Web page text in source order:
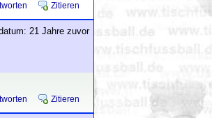
Zitieren
21 Jahre zuvor
Zitieren